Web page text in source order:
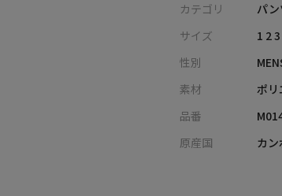
カテゴリ
パ
サイズ
1 2
性別
素材
ポ
品番
原産国
カ